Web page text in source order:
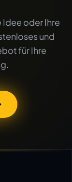
Idee oder Ihre
und
für Ihre